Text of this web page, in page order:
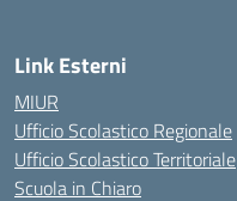
Link Esterni
MIUR
Ufficio Scolastico Regionale
Ufficio Scolastico Territoriale
Scuola in Chiaro